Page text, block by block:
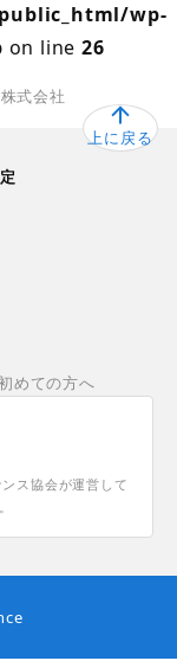
wp-
on line26
式会社
上に戻る
ス協会が運営して
めての方へ